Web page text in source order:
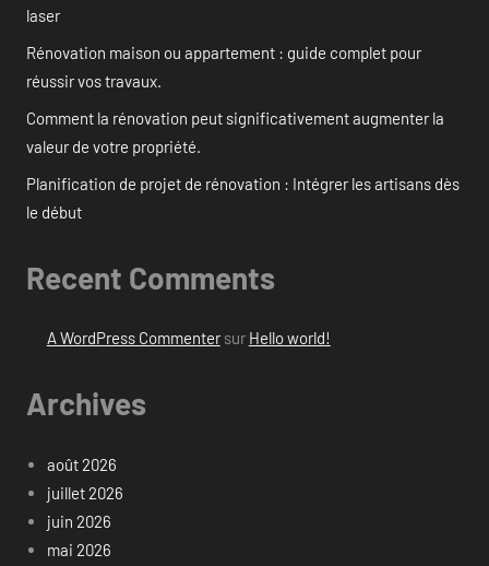
laser
Rénovation maison ou appartement : guide complet pour
réussir vos travaux.
Comment la rénovation peut significativement augmenter la
valeur de votre propriété.
Planification de projet de rénovation : Intégrer les artisans dès
le début
Recent Comments
A WordPress Commentersur Hello world!
Archives
août 2026
juillet 2026
juin 2026
mai 2026